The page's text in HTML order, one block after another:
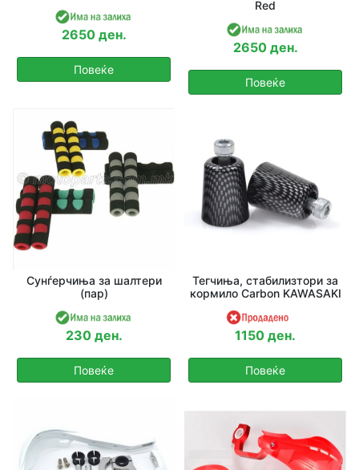
2650 ден.
Повеќе
Red
2650 ден.
Повеќе
Сунѓерчиња за шалтери
(пар)
230 ден.
Повеќе
Тегчиња, стабилизтори за
кормило Carbon KAWASAKI
1150 ден.
Повеќе